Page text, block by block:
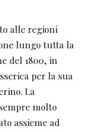
alle regioni
lungo tutta la
del 1800, in
per la sua
La
molto
assieme ad